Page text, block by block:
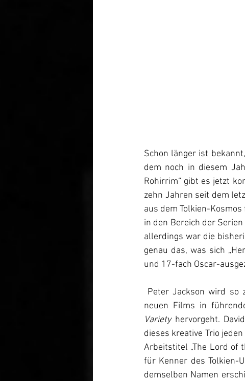
Schon länger ist
dem noch in diesem
Rohirrim“ gibt es jetzt
zehn Jahren seit dem
aus dem Tolkien-
in den Bereich der
allerdings war die
genau das, was sich
und 17-fach Oscar-
Variety hervorgeht.
dieses kreative Trio
Arbeitstitel „The Lord of
für Kenner des Tolkien-
demselben Namen